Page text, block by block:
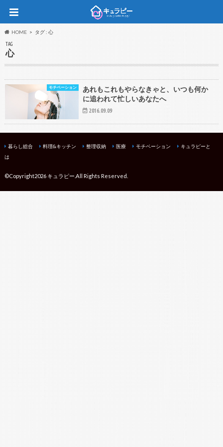
HOME タグ : 心
TAG
心
モチベーション
あれもこれもやらなきゃと、いつも何か
に追われて忙しいあなたへ
2016.09.09
暮らし総合 料理&キッチン 整理収納 医療 モチベーション
キュラピーと
は
©Copyright2026 キュラピー .All Rights Reserved.